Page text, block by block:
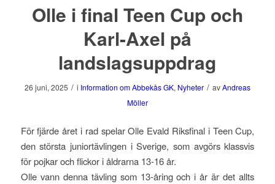
Olle i final Teen Cup och
Karl-Axel på
landslagsuppdrag
26 juni, 2025 / i Information om Abbekås GK, Nyheter / avAndreas
Möller
För fjärde året i rad spelar Olle Evald Riksfinal i Teen Cup,
den största juniortävlingen i Sverige, som avgörs klassvis
för pojkar och flickor i åldrarna 13-16 år.
Olle vann denna tävling som 13-åring och i år är det allts